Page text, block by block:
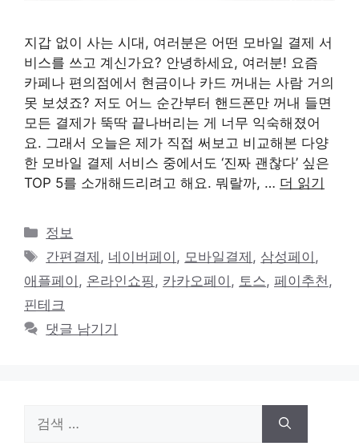
지갑 없이 사는 시대, 여러분은 어떤 모바일 결제 서
비스를 쓰고 계신가요? 안녕하세요, 여러분! 요즘
카페나 편의점에서 현금이나 카드 꺼내는 사람 거의
못 보셨죠? 저도 어느 순간부터 핸드폰만 꺼내 들면
모든 결제가 뚝딱 끝나버리는 게 너무 익숙해졌어
요. 그래서 오늘은 제가 직접 써보고 비교해본 다양
한 모바일 결제 서비스 중에서도 ‘진짜 괜찮다’ 싶은
TOP 5를 소개해드리려고 해요. 뭐랄까, … 더 읽기
카
테
리
정보
태
그
간편결제 , 네이버페이 , 모바일결제 , 삼성페이 ,
애플페이 , 온라인쇼핑 , 카카오페이 , 토스, 페이추천 ,
핀테크
댓글 남기기
색: